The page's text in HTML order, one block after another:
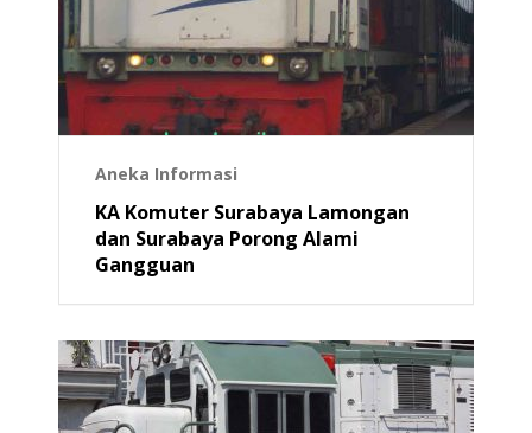
Aneka Informasi
KA Komuter Surabaya Lamongan
dan Surabaya Porong Alami
Gangguan